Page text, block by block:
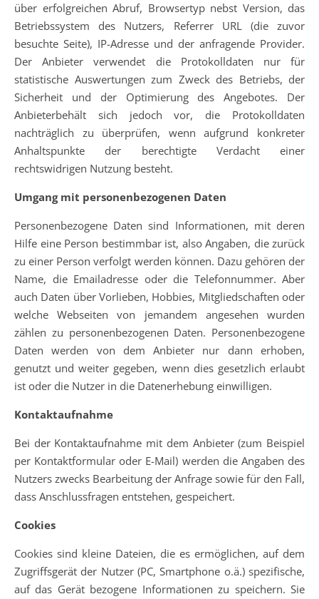
über erfolgreichen Abruf, Browsertyp nebst Version, das
Betriebssystem des Nutzers, Referrer URL (die zuvor
besuchte Seite), IP-Adresse und der anfragende Provider.
Der Anbieter verwendet die Protokolldaten nur für
statistische Auswertungen zum Zweck des Betriebs, der
Sicherheit und der Optimierung des Angebotes. Der
Anbieterbehält sich jedoch vor, die Protokolldaten
nachträglich zu überprüfen, wenn aufgrund konkreter
Anhaltspunkte der berechtigte Verdacht einer
rechtswidrigen Nutzung besteht.
Umgang mit personenbezogenen Daten
Personenbezogene Daten sind Informationen, mit deren
Hilfe eine Person bestimmbar ist, also Angaben, die zurück
zu einer Person verfolgt werden können. Dazu gehören der
Name, die Emailadresse oder die Telefonnummer. Aber
auch Daten über Vorlieben, Hobbies, Mitgliedschaften oder
welche Webseiten von jemandem angesehen wurden
zählen zu personenbezogenen Daten. Personenbezogene
Daten werden von dem Anbieter nur dann erhoben,
genutzt und weiter gegeben, wenn dies gesetzlich erlaubt
ist oder die Nutzer in die Datenerhebung einwilligen.
Kontaktaufnahme
Bei der Kontaktaufnahme mit dem Anbieter (zum Beispiel
per Kontaktformular oder E-Mail) werden die Angaben des
Nutzers zwecks Bearbeitung der Anfrage sowie für den Fall,
dass Anschlussfragen entstehen, gespeichert.
Cookies
Cookies sind kleine Dateien, die es ermöglichen, auf dem
Zugriffsgerät der Nutzer (PC, Smartphone o.ä.) spezifische,
auf das Gerät bezogene Informationen zu speichern. Sie